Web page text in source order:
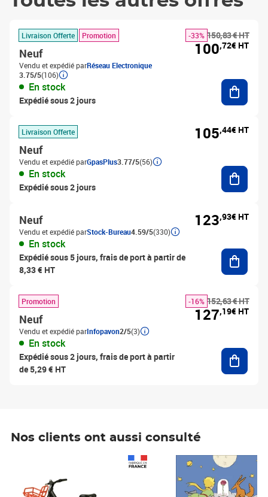
Livraison Offerte Promotion
Neuf
Vendu et expédié parRéseau Electronique
3.75/5(106)
En stock
Expédié sous 2 jours
150,83 € HT
-33%
100,72€ HT
Livraison Offerte
Neuf
Vendu et expédié parGpasPlus3.77/5(56)
En stock
Expédié sous 2 jours
105,44€ HT
Neuf
Vendu et expédié parStock-Bureau4.59/5(330)
En stock
Expédié sous 5 jours, frais de port à partir de
8,33 € HT
123,93€ HT
Promotion
Neuf
Vendu et expédié parInfopavon2/5(3)
En stock
Expédié sous 2 jours, frais de port à partir
de 5,29 € HT
152,63 € HT
-16%
127,19€ HT
Nos clients ont aussi consulté
Prix 6,25€ HT